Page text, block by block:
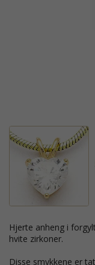
hjerte anheng i forgylt sølv med blank overflate og 1 fasettslipte
hvite zirkoner.
Disse smykkene er